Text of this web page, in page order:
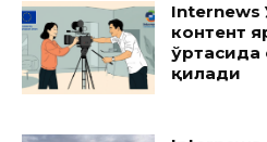
Internews
контент
ўртасида
қилади